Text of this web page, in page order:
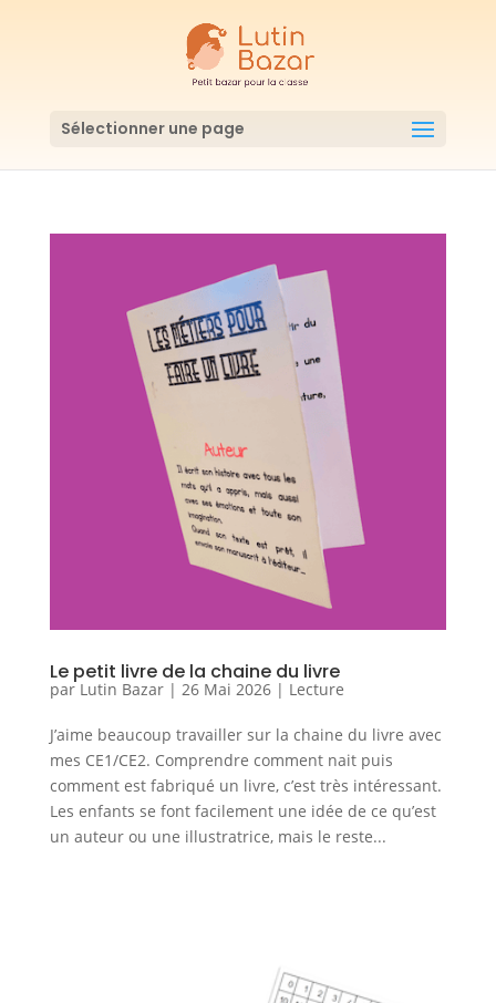
Sélectionner une page
Le petit livre de la chaine du livre
par Lutin Bazar| 26 Mai 2026| Lecture
J’aime beaucoup travailler sur la chaine du livre avec
mes CE1/CE2. Comprendre comment nait puis
comment est fabriqué un livre, c’est très intéressant.
Les enfants se font facilement une idée de ce qu’est
un auteur ou une illustratrice, mais le reste...